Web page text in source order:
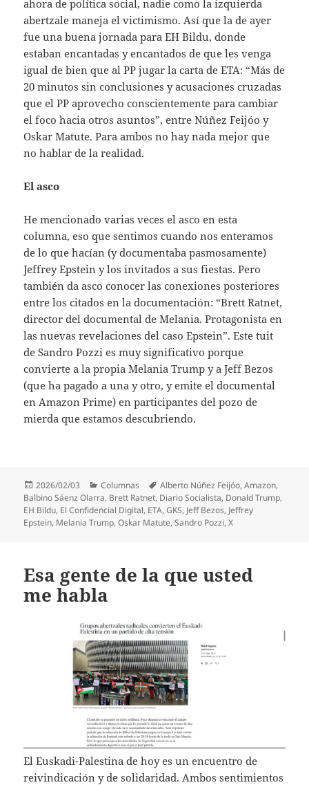
ahora de política social, nadie como la izquierda
abertzale maneja el victimismo. Así que la de ayer
fue una buena jornada para EH Bildu, donde
estaban encantadas y encantados de que les venga
igual de bien que al PP jugar la carta de ETA: “Más de
20 minutos sin conclusiones y acusaciones cruzadas
que el PP aprovecho conscientemente para cambiar
el foco hacia otros asuntos”, entre Núñez Feijóo y
Oskar Matute. Para ambos no hay nada mejor que
no hablar de la realidad.
El asco
He mencionado varias veces el asco en esta
columna, eso que sentimos cuando nos enteramos
de lo que hacían (y documentaba pasmosamente)
Jeffrey Epstein y los invitados a sus fiestas. Pero
también da asco conocer las conexiones posteriores
entre los citados en la documentación: “Brett Ratnet,
director del documental de Melania. Protagonista en
las nuevas revelaciones del caso Epstein”. Este tuit
de Sandro Pozzi es muy significativo porque
convierte a la propia Melania Trump y a Jeff Bezos
(que ha pagado a una y otro, y emite el documental
en Amazon Prime) en participantes del pozo de
mierda que estamos descubriendo.
Publicado
el
2026/02/03 Categorías
Columnas Etiquetas
Alberto Núñez Feijóo,Amazon,
Balbino Sáenz Olarra, Brett Ratnet, Diario Socialista, Donald Trump,
EH Bildu, El Confidencial Digital, ETA,GKS, Jeff Bezos, Jeffrey
Epstein, Melania Trump,Oskar Matute,Sandro Pozzi,X
Esa gente de la que usted
me habla
El Euskadi-Palestina de hoy es un encuentro de
reivindicación y de solidaridad. Ambos sentimientos